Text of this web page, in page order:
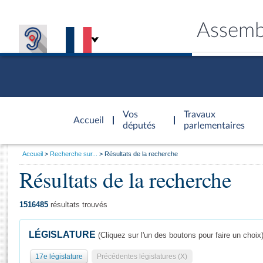
Accueil
d'accueil
Vos
députés
Travaux
parlementaires
Général
Vous
Accueil Recherche sur... Résultats de la recherche
Résultats de la recherche
1516485 résultats trouvés
LÉGISLATURE (Cliquez sur l'un des boutons pour faire un choix)
17e législature Précédentes législatures (X)